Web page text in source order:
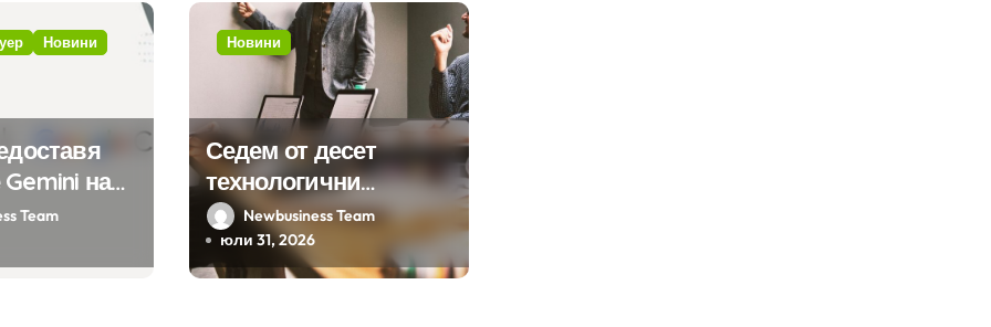
Новини
на
бизнес
Team
Новини
Седем от десет
технологични
компании у нас
предлагат хибридна
работа
Newbusiness Team
юли 31, 2026